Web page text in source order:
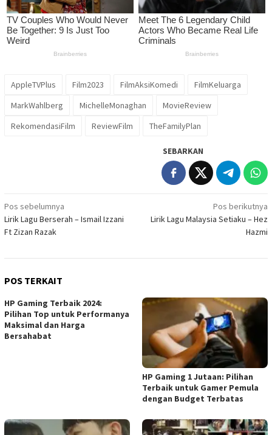
AppleTVPlus Film2023 FilmAksiKomedi
FilmKeluarga
MarkWahlberg
MichelleMonaghan
MovieReview
RekomendasiFilm
ReviewFilm TheFamilyPlan
SEBARKAN
Navigasi
pos
Pos sebelumnya
Lirik Lagu Berserah – Ismail Izzani
Ft Zizan Razak
Pos berikutnya
Lirik Lagu Malaysia Setiaku – Hez
Hazmi
POS TERKAIT
HP Gaming Terbaik 2024:
Pilihan Top untuk Performanya
Maksimal dan Harga
Bersahabat
HP Gaming 1 Jutaan: Pilihan
Terbaik untuk Gamer Pemula
dengan Budget Terbatas